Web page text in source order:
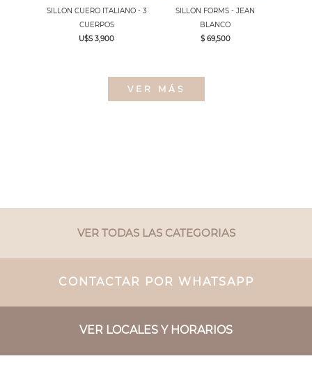
SILLON CUERO ITALIANO - 3
CUERPOS
U$S 3,900
SILLON FORMS - JEAN
BLANCO
$ 69,500
VER MÁS
VER TODAS LAS CATEGORIAS
CONTACTAR POR WHATSAPP
VER LOCALES Y HORARIOS